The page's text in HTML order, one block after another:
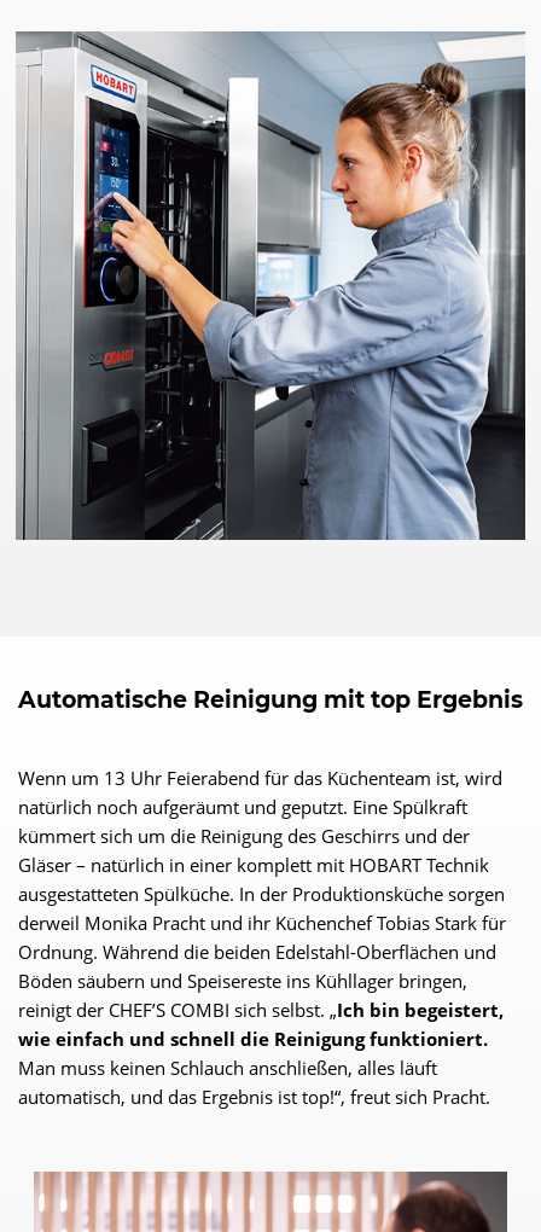
Automatische Reinigung mit top Ergebnis
Wenn um 13 Uhr Feierabend für das Küchenteam ist, wird
natürlich noch aufgeräumt und geputzt. Eine Spülkraft
kümmert sich um die Reinigung des Geschirrs und der
Gläser – natürlich in einer komplett mit HOBART Technik
ausgestatteten Spülküche. In der Produktionsküche sorgen
derweil Monika Pracht und ihr Küchenchef Tobias Stark für
Ordnung. Während die beiden Edelstahl-Oberflächen und
Böden säubern und Speisereste ins Kühllager bringen,
reinigt der CHEF’S COMBI sich selbst. „Ich bin begeistert,
wie einfach und schnell die Reinigung funktioniert.
Man muss keinen Schlauch anschließen, alles läuft
automatisch, und das Ergebnis ist top!“, freut sich Pracht.